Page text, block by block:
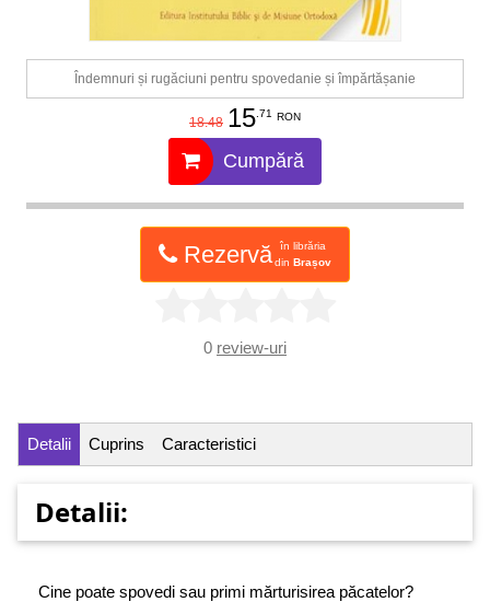
Îndemnuri și rugăciuni pentru spovedanie și împărtășanie
18.48 15.71 RON
Cumpără
Rezervă
în librăria
din Brașov
0 review-uri
Detalii Cuprins Caracteristici
Detalii:
Cine poate spovedi sau primi mărturisirea păcatelor?